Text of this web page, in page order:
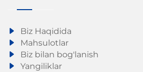
Biz Haqidida
Mahsulotlar
Biz bilan bog'lanish
Yangiliklar